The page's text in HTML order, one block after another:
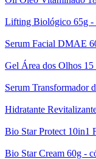
Lifting Biológico 65g -
Serum Facial DMAE
Gel Área dos Olhos
Serum Transformador
Hidratante
Bio Star Protect 10in1
Bio Star Cream 60g -